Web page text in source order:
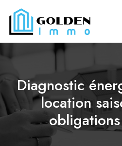
Diagnostic
location